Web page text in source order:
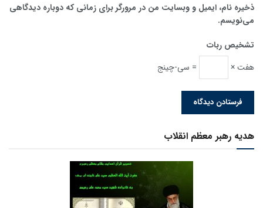
ذخیره نام، ایمیل و وبسایت من در مرورگر برای زمانی که دوباره دیدگاهی
می‌نویسم.
تشخیص ربات
هفت ×
= سی-چینج
هدیه رهبر معظم انقلاب